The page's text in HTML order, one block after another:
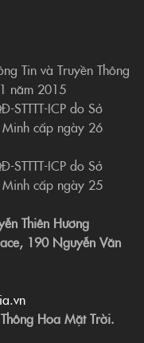
Tin và Truyền Thông
năm 2015
ICP do Sở
Minh cấp ngày 26
ICP do Sở
Minh cấp ngày 25
Thiên Hương
190 Nguyễn Văn
Hoa Mặt Trời.